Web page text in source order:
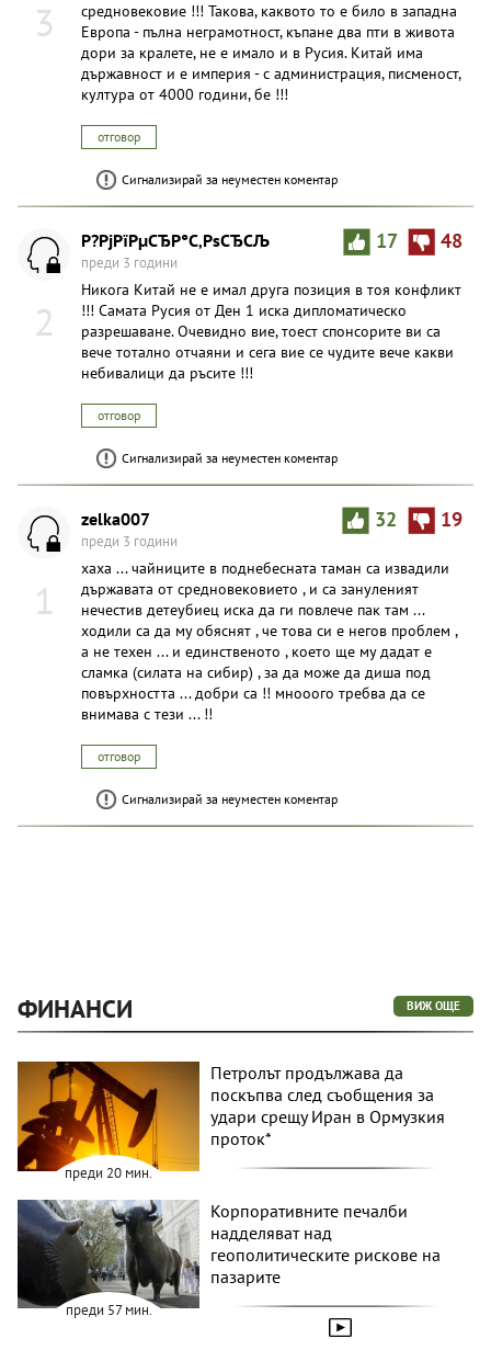
3
средновековие !!! Такова, каквото то е било в западна
Европа - пълна неграмотност, къпане два пти в живота
дори за кралете, не е имало и в Русия. Китай има
държавност и е империя - с администрация, писменост,
култура от 4000 години, бе !!!
отговор
Сигнализирай за неуместен коментар
2
17 48
Р?РјРїРµСЂР°С‚РѕСЂСЉ
преди 3 години
Никога Китай не е имал друга позиция в тоя конфликт
!!! Самата Русия от Ден 1 иска дипломатическо
разрешаване. Очевидно вие, тоест спонсорите ви са
вече тотално отчаяни и сега вие се чудите вече какви
небивалици да ръсите !!!
отговор
Сигнализирай за неуместен коментар
1
32 19
zelka007
преди 3 години
хаха ... чайниците в поднебесната таман са извадили
държавата от средновековието , и са зануленият
нечестив детеубиец иска да ги повлече пак там ...
ходили са да му обяснят , че това си е негов проблем ,
а не техен ... и единственото , което ще му дадат е
сламка (силата на сибир) , за да може да диша под
повърхността ... добри са !! мнооого требва да се
внимава с тези ... !!
отговор
Сигнализирай за неуместен коментар
ФИНАНСИ ВИЖ ОЩЕ
преди 20 мин.
Петролът продължава да
поскъпва след съобщения за
удари срещу Иран в Ормузкия
проток*
преди 57 мин.
Корпоративните печалби
надделяват над
геополитическите рискове на
пазарите